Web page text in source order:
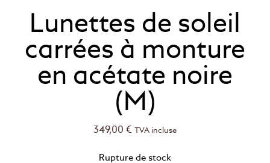
Lunettes de soleil
carrées à monture
en acétate noire
(M)
349,00 € TVA incluse
Rupture de stock